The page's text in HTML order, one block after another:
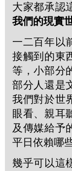
大家都承認
我們的現實
一二百年以
接觸到的東
等，小部分
部分人還是
我們對於世
眼看、親耳
及傳媒給予
平日依賴哪
幾乎可以這